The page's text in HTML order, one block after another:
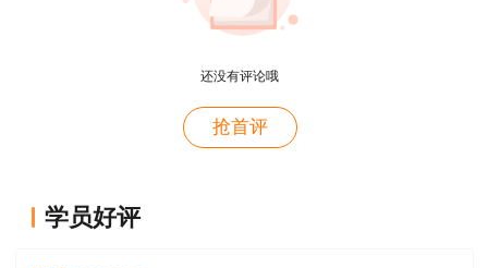
文本)，一经提交即具有法律效力，不允许代为承
求提交或补充提交有关材料，对逾期或不接受核查
的，视为放弃考试资格。对不实承诺行为记入专业
技术人员资格考试诚信档案库。
报考人员提交的境内高等教育学历学位信息无法通
还没有评论哦
抢首评
学员好评
用户47****66